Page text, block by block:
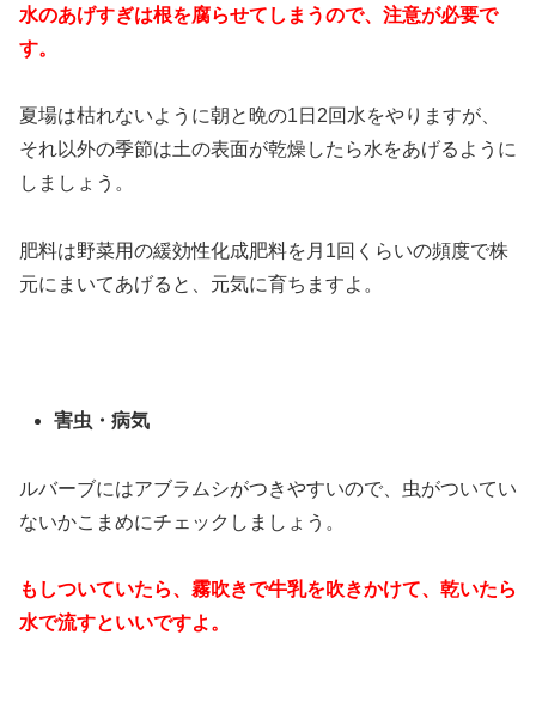
水のあげすぎは根を腐らせてしまうので、注意が必要で
す。
夏場は枯れないように朝と晩の1日2回水をやりますが、
それ以外の季節は土の表面が乾燥したら水をあげるように
しましょう。
肥料は野菜用の緩効性化成肥料を月1回くらいの頻度で株
元にまいてあげると、元気に育ちますよ。
害虫・病気
ルバーブにはアブラムシがつきやすいので、虫がついてい
ないかこまめにチェックしましょう。
もしついていたら、霧吹きで牛乳を吹きかけて、乾いたら
水で流すといいですよ。